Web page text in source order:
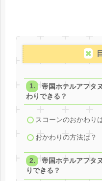
帝国ホテルアフタ
わりできる？
スコーンのおかわり
おかわりの方法は？
帝国ホテルアフタ
りできる？